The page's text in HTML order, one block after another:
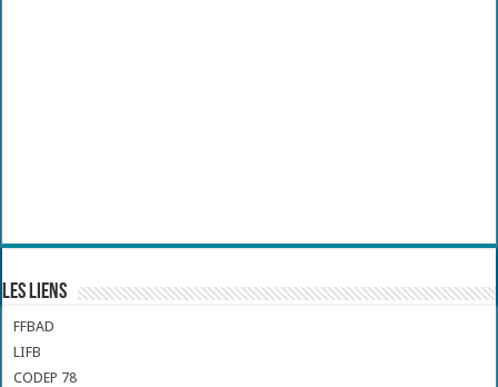
Les liens
FFBAD
LIFB
CODEP 78